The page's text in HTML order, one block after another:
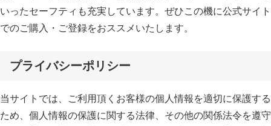
いったセーフティも充実しています。ぜひこの機に公式サイト
でのご購入・ご登録をおススメいたします。
プライバシーポリシー
当サイトでは、ご利用頂くお客様の個人情報を適切に保護する
ため、個人情報の保護に関する法律、その他の関係法令を遵守